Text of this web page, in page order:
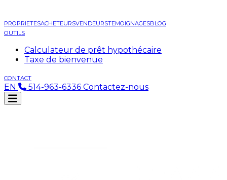
PROPRIETESACHETEURSVENDEURSTEMOIGNAGESBLOG
OUTILS
Calculateur de prêt hypothécaire
Taxe de bienvenue
CONTACT
EN 514-963-6336 Contactez-nous